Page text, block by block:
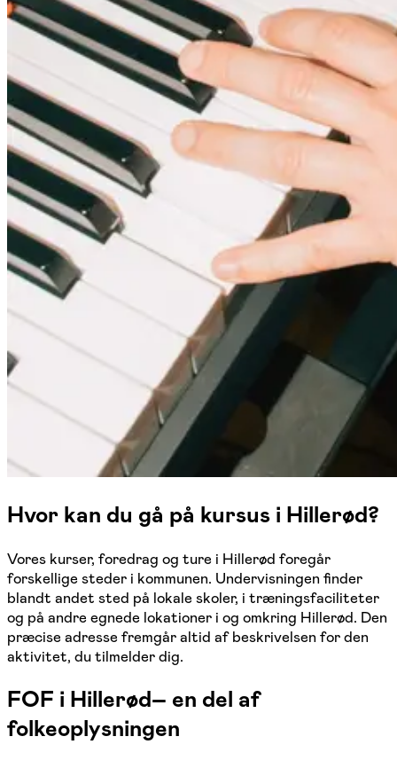
Hvor kan du gå på kursus i Hillerød?
Vores kurser, foredrag og ture i Hillerød foregår
forskellige steder i kommunen. Undervisningen finder
blandt andet sted på lokale skoler, i træningsfaciliteter
og på andre egnede lokationer i og omkring Hillerød. Den
præcise adresse fremgår altid af beskrivelsen for den
aktivitet, du tilmelder dig.
FOF i Hillerød– en del af
folkeoplysningen